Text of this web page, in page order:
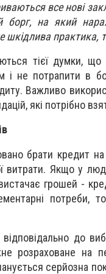
все нові
борг, на який
шкідлива практика,
тієї думки,
і не потрапити в
Важливо
які потрібно
брати кредит
витрати. Якщо у
грошей -
потреби,
до
розраховане на
серйозна